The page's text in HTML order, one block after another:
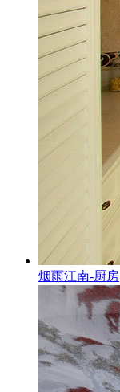
烟雨江南-厨房